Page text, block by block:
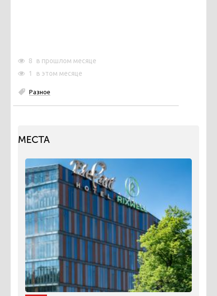
8
в прошлом месяце
1
в этом месяце
Разное
МЕСТА